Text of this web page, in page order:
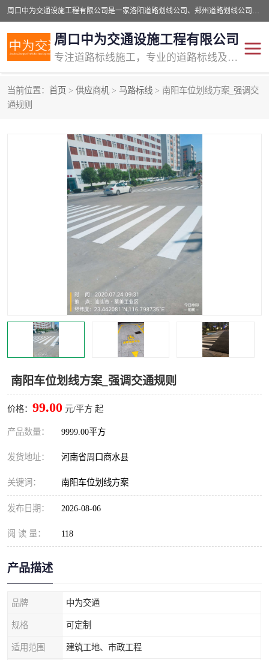
周口中为交通设施工程有限公司是一家洛阳道路划线公司、郑州道路划线公司、平顶山道路车位划线公司、开封车位划线公司、许昌道路车位划线公司、漯河道路车位划线公司，公司始终坚持“诚信、匠心、专注”的宗旨；我们的经营理念是：的服务。
周口中为交通设施工程有限公司
专注道路标线施工，专业的道路标线及交通设施施工服务商!
当前位置： 首页 > 供应商机 > 马路标线 > 南阳车位划线方案_强调交
通规则
南阳车位划线方案_强调交通规则
价格： 99.00 元/平方 起
产品数量： 9999.00平方
发货地址： 河南省周口商水县
关键词： 南阳车位划线方案
发布日期： 2026-08-06
阅 读 量： 118
产品描述
品牌 中为交通
规格 可定制
适用范围 建筑工地、市政工程
交通道路标线
道路标线划线 马路标线
道路划线